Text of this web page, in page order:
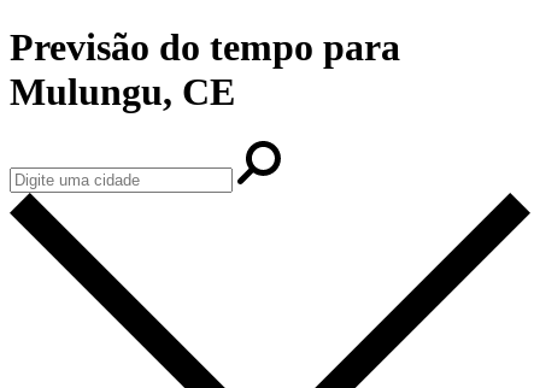
Previsão do tempo para
Mulungu, CE